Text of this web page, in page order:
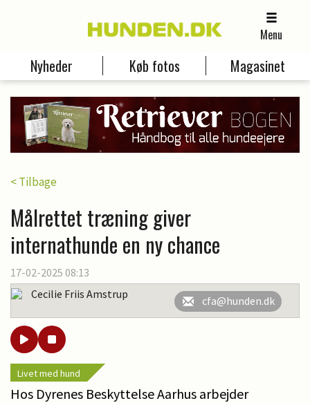
Menu
Nyheder Køb fotos Magasinet
< Tilbage
Målrettet træning giver
internathunde en ny chance
17-02-2025 08:13
Cecilie Friis Amstrup
cfa@hunden.dk
Livet med hund
Hos Dyrenes Beskyttelse Aarhus arbejder